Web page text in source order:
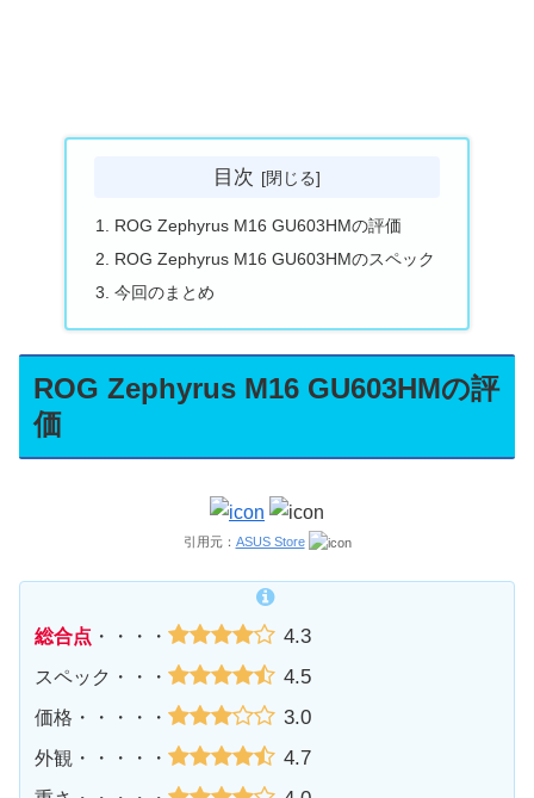
目次
ROG Zephyrus M16 GU603HMの評価
ROG Zephyrus M16 GU603HMのスペック
今回のまとめ
ROG Zephyrus M16 GU603HMの評
価
引用元： ASUS Store
総合点 ・・・・ 4.3
スペック・・・ 4.5
価格・・・・・ 3.0
外観・・・・・ 4.7